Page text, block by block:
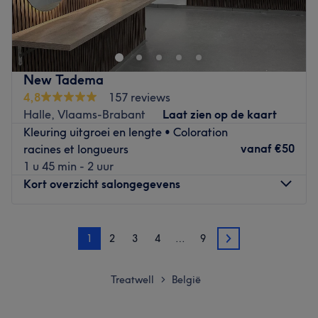
van het ‘Eilandje’ in Antwerpen. Hij krijgt energie van
mooi haar en voorziet zowel mannen als vrouwen van een
fris, nieuw kapsel. Droom je van lange, weelderige
lokken? Dan ben je hier ook aan het juiste adres. N’hair:g
is extension specialist en werkt met puur, onbehandeld
Braziliaans haar. Producten in de salon zijn van het
Australische merk EVO Hair.
Go to venue
New Tadema
4,8
157 reviews
Halle, Vlaams-Brabant
Laat zien op de kaart
Kleuring uitgroei en lengte • Coloration
racines et longueurs
1 u 45 min - 2 uur
vanaf €50
Kort overzicht salongegevens
Maandag
Gesloten
11:00
1 2 3 4 … 9 2
Treatwell > België